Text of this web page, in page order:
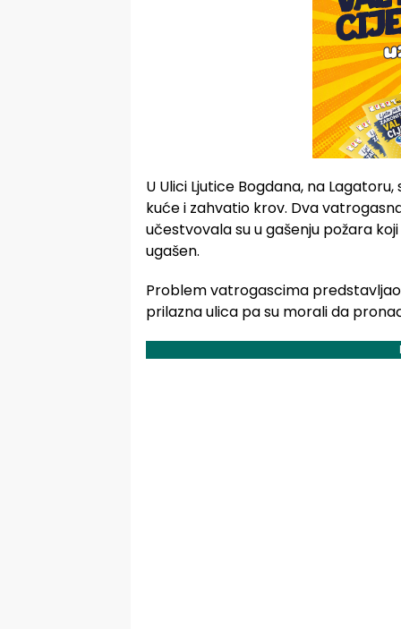
U Ulici Ljutice Bogdana, na
kuće i zahvatio krov. Dva
učestvovala su u gašenju požara
ugašen.
Problem vatrogascima
prilazna ulica pa su morali da